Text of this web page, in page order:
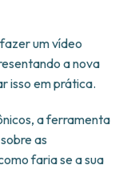
um vídeo
a nova
isso em prática.
a ferramenta
as
faria se a sua